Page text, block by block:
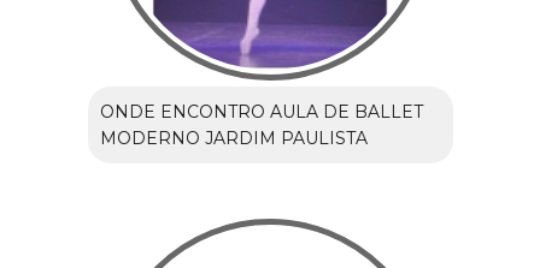
ONDE ENCONTRO AULA DE BALLET
MODERNO JARDIM PAULISTA